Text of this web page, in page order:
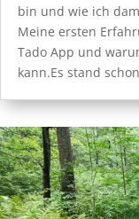
bin und wie ich
Meine ersten
Tado App und
kann.Es stand